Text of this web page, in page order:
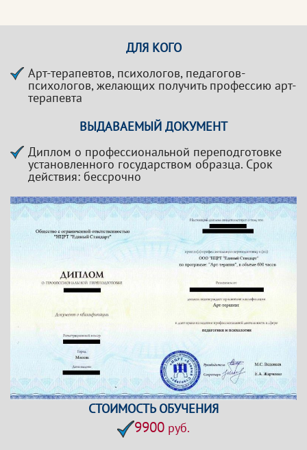
ДЛЯ КОГО
Арт-терапевтов, психологов, педагогов-
психологов, желающих получить профессию арт-
терапевта
ВЫДАВАЕМЫЙ ДОКУМЕНТ
Диплом о профессиональной переподготовке
установленного государством образца. Срок
действия: бессрочно
СТОИМОСТЬ ОБУЧЕНИЯ
9900 руб.